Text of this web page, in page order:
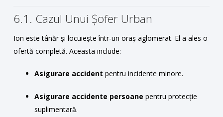
6.1. Cazul Unui Șofer Urban
Ion este tânăr și locuiește într-un oraș aglomerat. El a ales o
ofertă completă. Aceasta include:
Asigurare accident pentru incidente minore.
Asigurare accidente persoane pentru protecție
suplimentară.